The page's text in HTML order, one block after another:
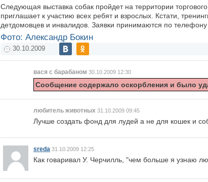
Следующая выставка собак пройдет на территории
приглашает к участию всех ребят и взрослых. Кстати,
детдомовцев и инвалидов. Заявки принимаются по
Фото: Александр Бокин
30.10.2009
вася с барабаном 30.10.2009 12:30
Сообщение содержало оскорбления и было
любитель животных 31.10.2009 09:45
Лучше создать фонд для лудей а не для кошек и
sreda 31.10.2009 12:25
Как говаривал У. Черчилль, "чем больше я узнаю